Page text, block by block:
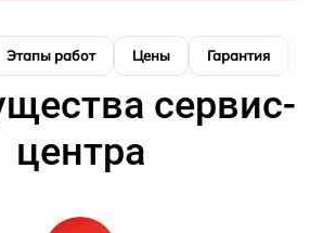
Этапы работ Цены Гарантия
сервис-
центра